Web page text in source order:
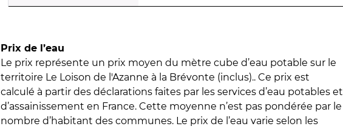
Prix de l’eau
Le prix représente un prix moyen du mètre cube d’eau potable sur le
territoire Le Loison de l'Azanne à la Brévonte (inclus).. Ce prix est
calculé à partir des déclarations faites par les services d’eau potables et
d’assainissement en France. Cette moyenne n’est pas pondérée par le
nombre d’habitant des communes. Le prix de l’eau varie selon les